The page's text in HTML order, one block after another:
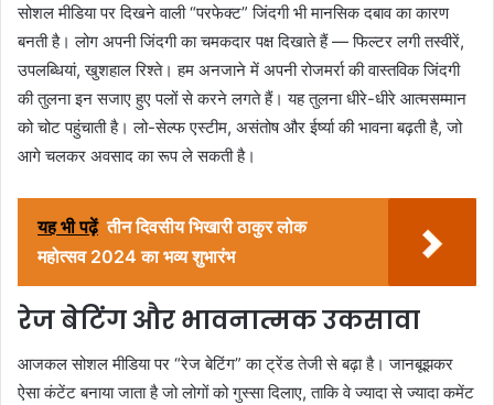
सोशल मीडिया पर दिखने वाली “परफेक्ट” जिंदगी भी मानसिक दबाव का कारण
बनती है। लोग अपनी जिंदगी का चमकदार पक्ष दिखाते हैं — फिल्टर लगी तस्वीरें,
उपलब्धियां, खुशहाल रिश्ते। हम अनजाने में अपनी रोजमर्रा की वास्तविक जिंदगी
की तुलना इन सजाए हुए पलों से करने लगते हैं। यह तुलना धीरे-धीरे आत्मसम्मान
को चोट पहुंचाती है। लो-सेल्फ एस्टीम, असंतोष और ईर्ष्या की भावना बढ़ती है, जो
आगे चलकर अवसाद का रूप ले सकती है।
यह भी पढ़ें तीन दिवसीय भिखारी ठाकुर लोक
महोत्सव 2024 का भव्य शुभारंभ
रेज बेटिंग और भावनात्मक उकसावा
आजकल सोशल मीडिया पर “रेज बेटिंग” का ट्रेंड तेजी से बढ़ा है। जानबूझकर
ऐसा कंटेंट बनाया जाता है जो लोगों को गुस्सा दिलाए, ताकि वे ज्यादा से ज्यादा कमेंट